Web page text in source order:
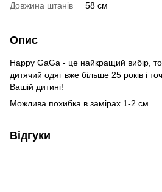
Довжина штанів 58 см
Опис
Happy GaGa - це найкращий вибір,
дитячий одяг вже більше 25 років і
Вашій дитині!
Можлива похибка в замірах 1-2 см.
Відгуки